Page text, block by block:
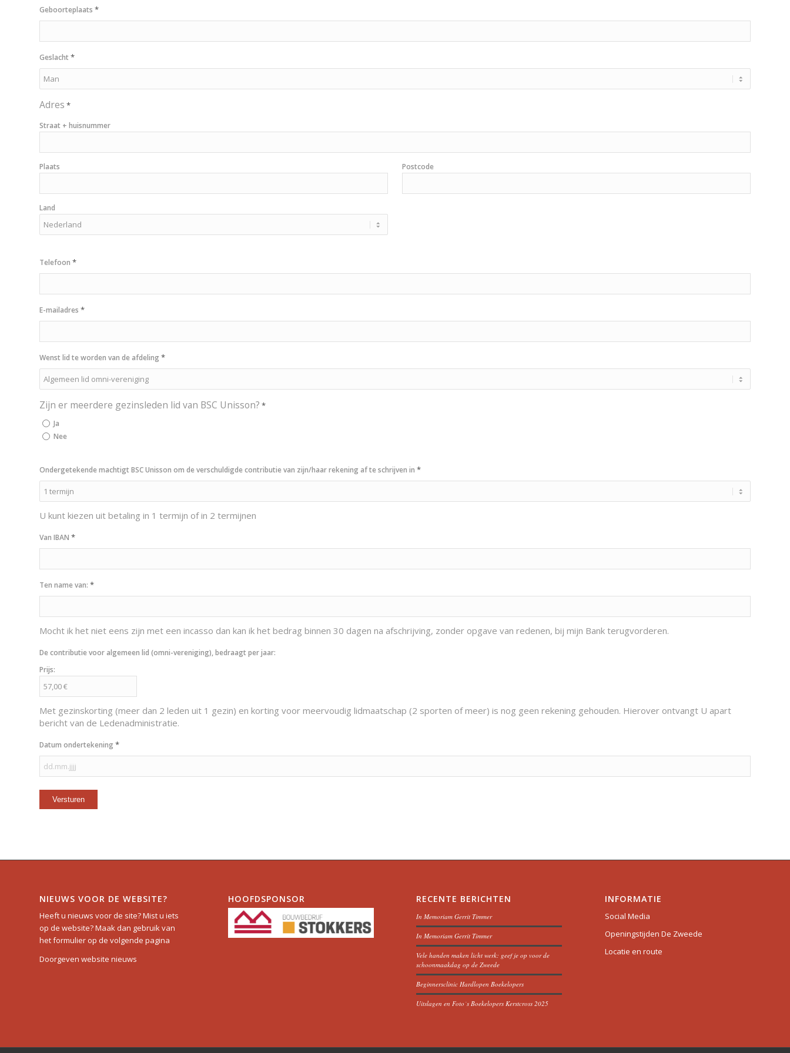
MM
Geboorteplaats *
Geslacht *
Adres *
Straat + huisnummer
Plaats Postcode
Land
Telefoon *
E-mailadres *
Wenst lid te worden van de afdeling *
Zijn er meerdere gezinsleden lid van BSC Unisson? *
Ja
Nee
Ondergetekende machtigt BSC Unisson om de verschuldigde contributie van zijn/haar rekening af te schrijven in *
U kunt kiezen uit betaling in 1 termijn of in 2 termijnen
Van IBAN *
Ten name van: *
Mocht ik het niet eens zijn met een incasso dan kan ik het bedrag binnen 30 dagen na afschrijving, zonder opgave van redenen, bij mijn Bank terugvorderen.
De contributie voor algemeen lid (omni-vereniging), bedraagt per jaar:
Prijs:
Met gezinskorting (meer dan 2 leden uit 1 gezin) en korting voor meervoudig lidmaatschap (2 sporten of meer) is nog geen rekening gehouden. Hierover ontvangt U apart
bericht van de Ledenadministratie.
Datum ondertekening *
DD
dot
NIEUWS VOOR DE WEBSITE?
Heeft u nieuws voor de site? Mist u iets
op de website? Maak dan gebruik van
het formulier op de volgende pagina
Doorgeven website nieuws
HOOFDSPONSOR RECENTE BERICHTEN
In Memoriam Gerrit Timmer
In Memoriam Gerrit Timmer
Vele handen maken licht werk: geef je op voor de
schoonmaakdag op de Zweede
Beginnersclinic Hardlopen Boekelopers
Uitslagen en Foto´s Boekelopers Kerstcross 2025
INFORMATIE
Social Media
Openingstijden De Zweede
Locatie en route